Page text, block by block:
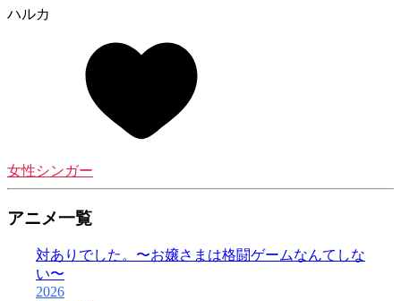
ハルカ
女性シンガー
アニメ一覧
対ありでした。〜お嬢さまは格闘ゲームなんてしな
い〜
2026